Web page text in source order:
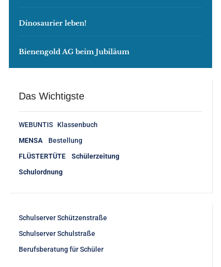
Dinosaurier leben!
Bienengold AG beim Jubiläum
Das Wichtigste
WEBUNTIS Klassenbuch
MENSA Bestellung
FLÜSTERTÜTE Schülerzeitung
Schulordnung
Schulserver Schützenstraße
Schulserver Schulstraße
Berufsberatung für Schüler